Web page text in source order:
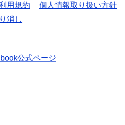
用規約 個人情報取り扱い方針
消し
公式ページ